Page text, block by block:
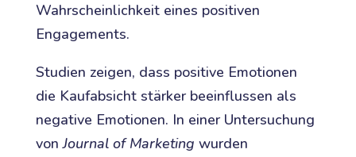
Wahrscheinlichkeit eines positiven
Engagements.
Studien zeigen, dass positive Emotionen
die Kaufabsicht stärker beeinflussen als
negative Emotionen. In einer Untersuchung
vonJournal of Marketing wurden